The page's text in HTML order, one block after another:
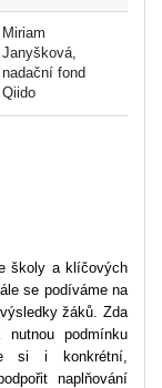
Miriam
Janyšková,
nadační fond
Qiido
školy a klíčových
se podíváme na
žáků. Zda
nutnou podmínku
si i konkrétní,
naplňování